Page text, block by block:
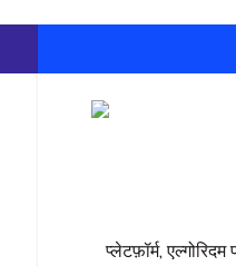
प्लेटफ़ॉर्म,